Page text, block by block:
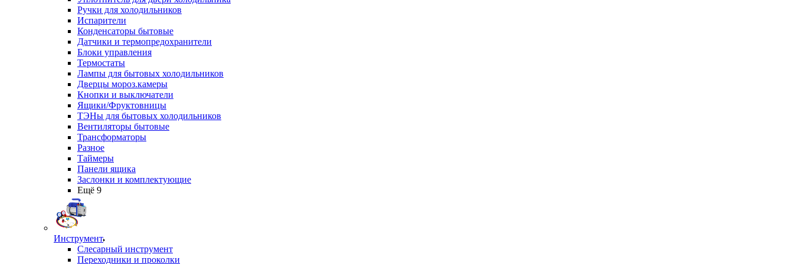
Ручки для холодильников
Испарители
Конденсаторы бытовые
Датчики и термопредохранители
Блоки управления
Термостаты
Лампы для бытовых холодильников
Дверцы мороз.камеры
Кнопки и выключатели
Ящики/Фруктовницы
ТЭНы для бытовых холодильников
Вентиляторы бытовые
Трансформаторы
Разное
Таймеры
Панели ящика
Заслонки и комплектующие
Ещё 9
Инструмент
Слесарный инструмент
Переходники и проколки